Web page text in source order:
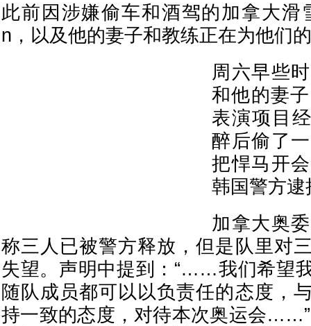
此前因涉嫌偷车和酒驾的加拿大滑
n，以及他的妻子和教练正在为他们
周六早些
和他的妻
表演项目
醉后偷了
把悍马开
韩国警方逮
加拿大奥
称三人已被警方释放，但是队里对
失望。声明中提到：“……我们希望
随队成员都可以以负责任的态度，
持一致的态度，对待本次奥运会